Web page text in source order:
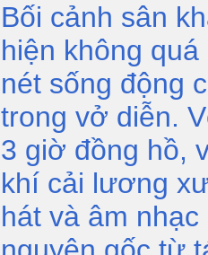
Bối cảnh sân
hiện không
nét sống động
trong vở diễn.
3 giờ đồng hồ,
khí cải lương
hát và âm